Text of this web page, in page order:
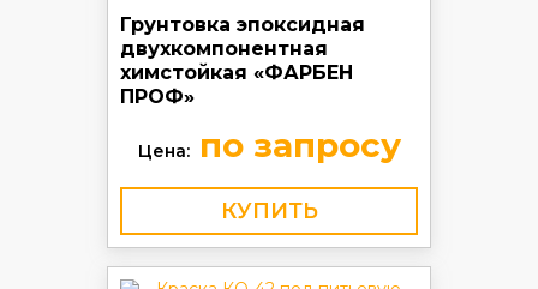
Грунтовка эпоксидная
двухкомпонентная
химстойкая «ФАРБЕН
ПРОФ»
Цена:по запросу
КУПИТЬ